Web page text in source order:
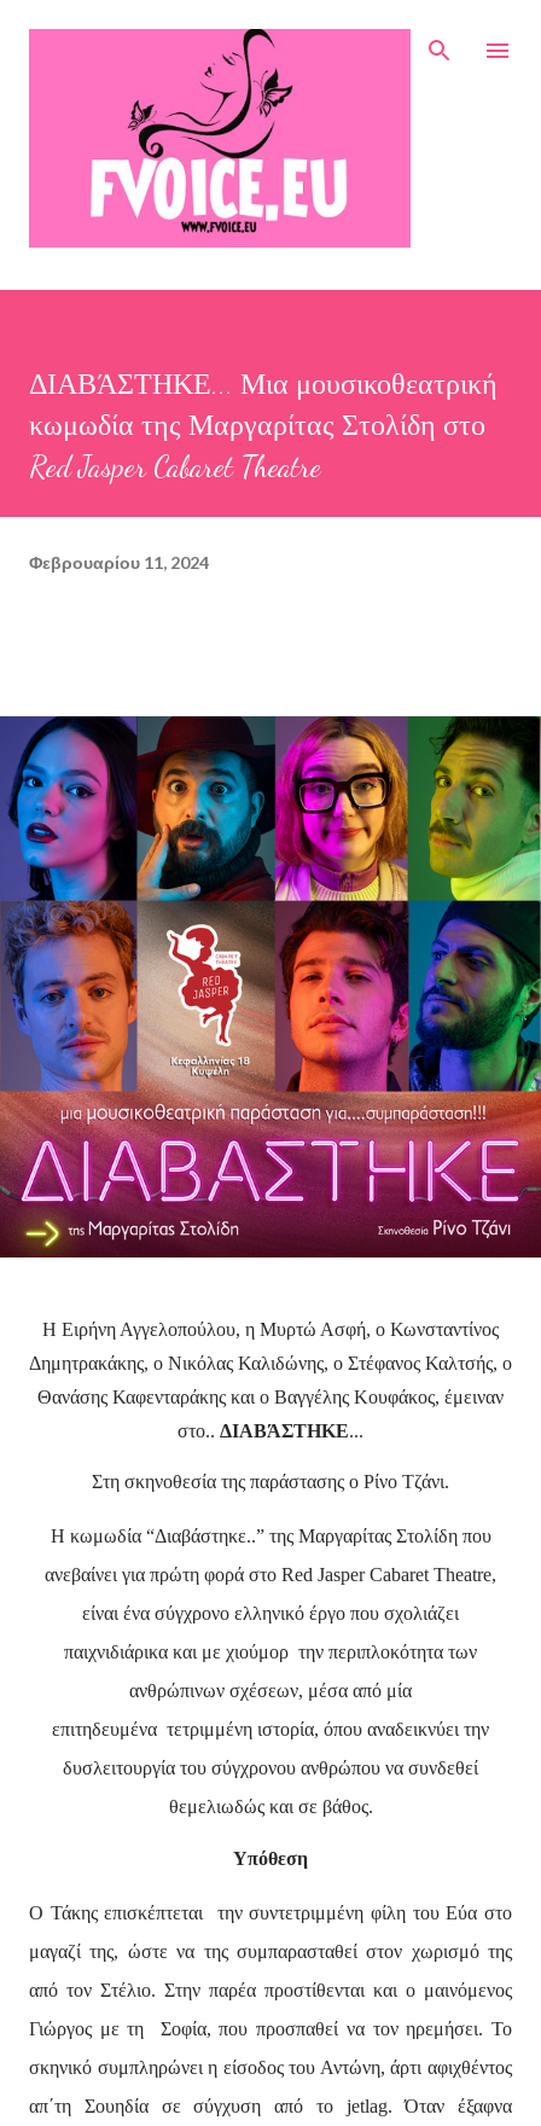
Μετάβαση στο κύριο περιεχόμενο
ΔΙΑΒΆΣΤΗΚΕ... Μια μουσικοθεατρική
κωμωδία της Μαργαρίτας Στολίδη στο
Red Jasper Cabaret Theatre
Φεβρουαρίου 11, 2024
Η Ειρήνη Αγγελοπούλου, η Μυρτώ Ασφή, ο Κωνσταντίνος
Δημητρακάκης, ο Νικόλας Καλιδώνης, ο Στέφανος Καλτσής, ο
Θανάσης Καφενταράκης και ο Βαγγέλης Κουφάκος, έμειναν
στο.. ΔΙΑΒΆΣΤΗΚΕ...
Στη σκηνοθεσία της παράστασης ο Ρίνο Τζάνι.
Η κωμωδία “Διαβάστηκε..” της Μαργαρίτας Στολίδη που
ανεβαίνει για πρώτη φορά στο Red Jasper Cabaret Theatre,
είναι ένα σύγχρονο ελληνικό έργο που σχολιάζει
παιχνιδιάρικα και με χιούμορ την περιπλοκότητα των
ανθρώπινων σχέσεων, μέσα από μία
επιτηδευμένα τετριμμένη ιστορία, όπου αναδεικνύει την
δυσλειτουργία του σύγχρονου ανθρώπου να συνδεθεί
θεμελιωδώς και σε βάθος.
Υπόθεση
Ο Τάκης επισκέπτεται την συντετριμμένη φίλη του Εύα στο
μαγαζί της, ώστε να της συμπαρασταθεί στον χωρισμό της
από τον Στέλιο. Στην παρέα προστίθενται και ο μαινόμενος
Γιώργος με τη Σοφία, που προσπαθεί να τον ηρεμήσει. Το
σκηνικό συμπληρώνει η είσοδος του Αντώνη, άρτι αφιχθέντος
απ΄τη Σουηδία σε σύγχυση από το jetlag. Όταν έξαφνα